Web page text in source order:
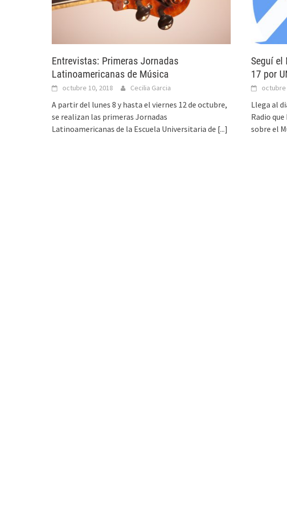
Entrevistas: Primeras Jornadas
Latinoamericanas de Música
octubre 10, 2018 Cecilia Garcia
A partir del lunes 8 y hasta el viernes 12 de octubre,
se realizan las primeras Jornadas
Latinoamericanas de la Escuela Universitaria de [...]
Seguí el
17 por
octubre
Llega al
Radio
sobre el